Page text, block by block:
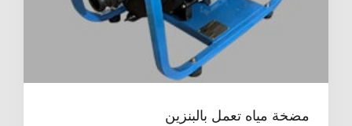
مضخة مياه تعمل بالبنزين